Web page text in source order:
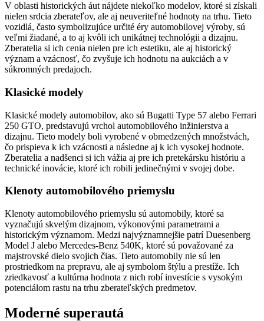
V oblasti historických áut nájdete niekoľko modelov, ktoré si získali
nielen srdcia zberateľov, ale aj neuveriteľné hodnoty na trhu. Tieto
vozidlá, často symbolizujúce určité éry automobilovej výroby, sú
veľmi žiadané, a to aj kvôli ich unikátnej technológii a dizajnu.
Zberatelia si ich cenia nielen pre ich estetiku, ale aj historický
význam a vzácnosť, čo zvyšuje ich hodnotu na aukciách a v
súkromných predajoch.
Klasické modely
Klasické modely automobilov, ako sú Bugatti Type 57 alebo Ferrari
250 GTO, predstavujú vrchol automobilového inžinierstva a
dizajnu. Tieto modely boli vyrobené v obmedzených množstvách,
čo prispieva k ich vzácnosti a následne aj k ich vysokej hodnote.
Zberatelia a nadšenci si ich vážia aj pre ich pretekársku históriu a
technické inovácie, ktoré ich robili jedinečnými v svojej dobe.
Klenoty automobilového priemyslu
Klenoty automobilového priemyslu sú automobily, ktoré sa
vyznačujú skvelým dizajnom, výkonovými parametrami a
historickým významom. Medzi najvýznamnejšie patrí Duesenberg
Model J alebo Mercedes-Benz 540K, ktoré sú považované za
majstrovské dielo svojich čias. Tieto automobily nie sú len
prostriedkom na prepravu, ale aj symbolom štýlu a prestíže. Ich
zriedkavosť a kultúrna hodnota z nich robí investície s vysokým
potenciálom rastu na trhu zberateľských predmetov.
Moderné superautá